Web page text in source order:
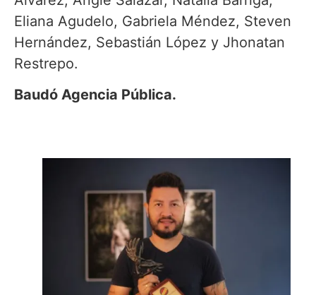
Eliana Agudelo, Gabriela Méndez, Steven
Hernández, Sebastián López y Jhonatan
Restrepo.
Baudó Agencia Pública.